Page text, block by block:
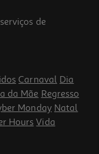
de
Carnaval Dia
da Mãe Regresso
Monday Natal
Hours Vida